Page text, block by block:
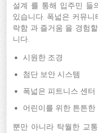
설계 를 통해 입주민 들
있습니다. 폭넓은 커뮤
락함 과 즐거움 을 경험
니다.
시원한 조경
첨단 보안 시스템
폭넓은 피트니스 센터
어린이를 위한 튼튼한
뿐만 아니라 탁월한 교